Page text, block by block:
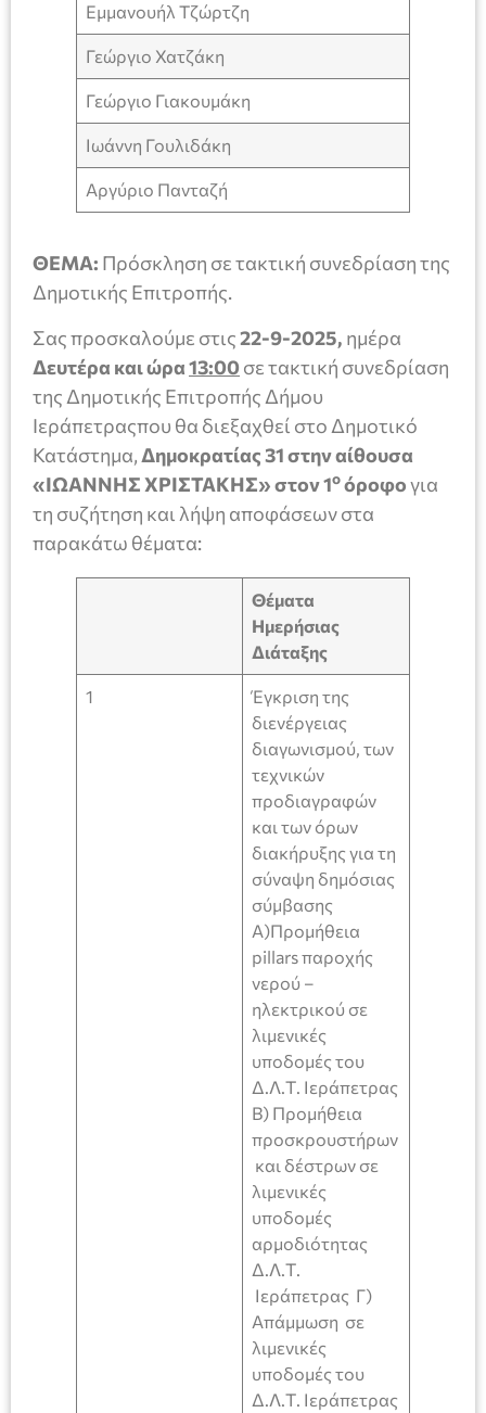
Εμμανουήλ Τζώρτζη
Γεώργιο Χατζάκη
Γεώργιο Γιακουμάκη
Ιωάννη Γουλιδάκη
Αργύριο Πανταζή
ΘΕΜΑ: Πρόσκληση σε τακτική συνεδρίαση της
Δημοτικής Επιτροπής.
Σας προσκαλούμε στις22-9-2025, ημέρα
Δευτέρα και ώρα13:00 σε τακτική συνεδρίαση
της Δημοτικής Επιτροπής Δήμου
Ιεράπετραςπου θα διεξαχθεί στο Δημοτικό
Κατάστημα, Δημοκρατίας 31 στην αίθουσα
«ΙΩΑΝΝΗΣ ΧΡΙΣΤΑΚΗΣ» στον 1οόροφογια
τη συζήτηση και λήψη αποφάσεων στα
παρακάτω θέματα:
Θέματα
Ημερήσιας
Διάταξης
1
Έγκριση της
διενέργειας
διαγωνισμού, των
τεχνικών
προδιαγραφών
και των όρων
διακήρυξης για τη
σύναψη δημόσιας
σύμβασης
Α)Προμήθεια
pillars παροχής
νερού –
ηλεκτρικού σε
λιμενικές
υποδομές του
Δ.Λ.Τ. Ιεράπετρας
Β) Προμήθεια
προσκρουστήρων
και δέστρων σε
λιμενικές
υποδομές
αρμοδιότητας
Δ.Λ.Τ.
Ιεράπετρας Γ)
Απάμμωση σε
λιμενικές
υποδομές του
Δ.Λ.Τ. Ιεράπετρας